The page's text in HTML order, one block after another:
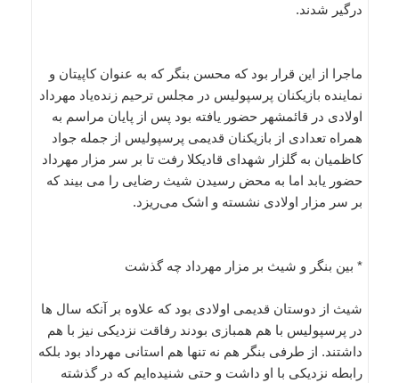
درگیر شدند.
ماجرا از این قرار بود که محسن بنگر که به عنوان کاپیتان و
نماینده بازیکنان پرسپولیس در مجلس ترحیم زنده‌یاد مهرداد
اولادی در قائمشهر حضور یافته بود پس از پایان مراسم به
همراه تعدادی از بازیکنان قدیمی پرسپولیس از جمله جواد
کاظمیان به گلزار شهدای قادیکلا رفت تا بر سر مزار مهرداد
حضور یابد اما به محض رسیدن شیث رضایی را می بیند که
بر سر مزار اولادی نشسته و اشک می‌ریزد.
* بین بنگر و شیث بر مزار مهرداد چه گذشت
شیث از دوستان قدیمی اولادی بود که علاوه بر آنکه سال ها
در پرسپولیس با هم همبازی بودند رفاقت نزدیکی نیز با هم
داشتند. از طرفی بنگر هم نه تنها هم استانی مهرداد بود بلکه
رابطه نزدیکی با او داشت و حتی شنیده‌ایم که در گذشته